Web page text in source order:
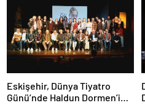
Eskişehir, Dünya Tiyatro
Günü’nde Haldun Dormen’i